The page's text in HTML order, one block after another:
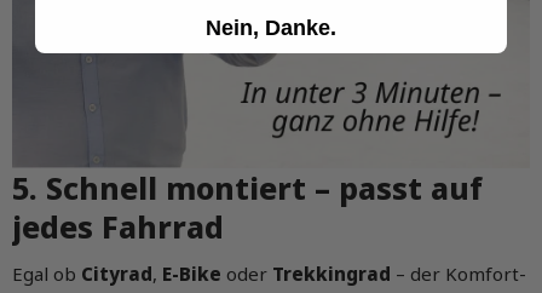
5. Schnell montiert – passt auf
jedes Fahrrad
Egal ob Cityrad, E-Bike oder Trekkingrad – der Komfort-
Nein, Danke.